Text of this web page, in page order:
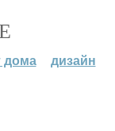
дома дизайн